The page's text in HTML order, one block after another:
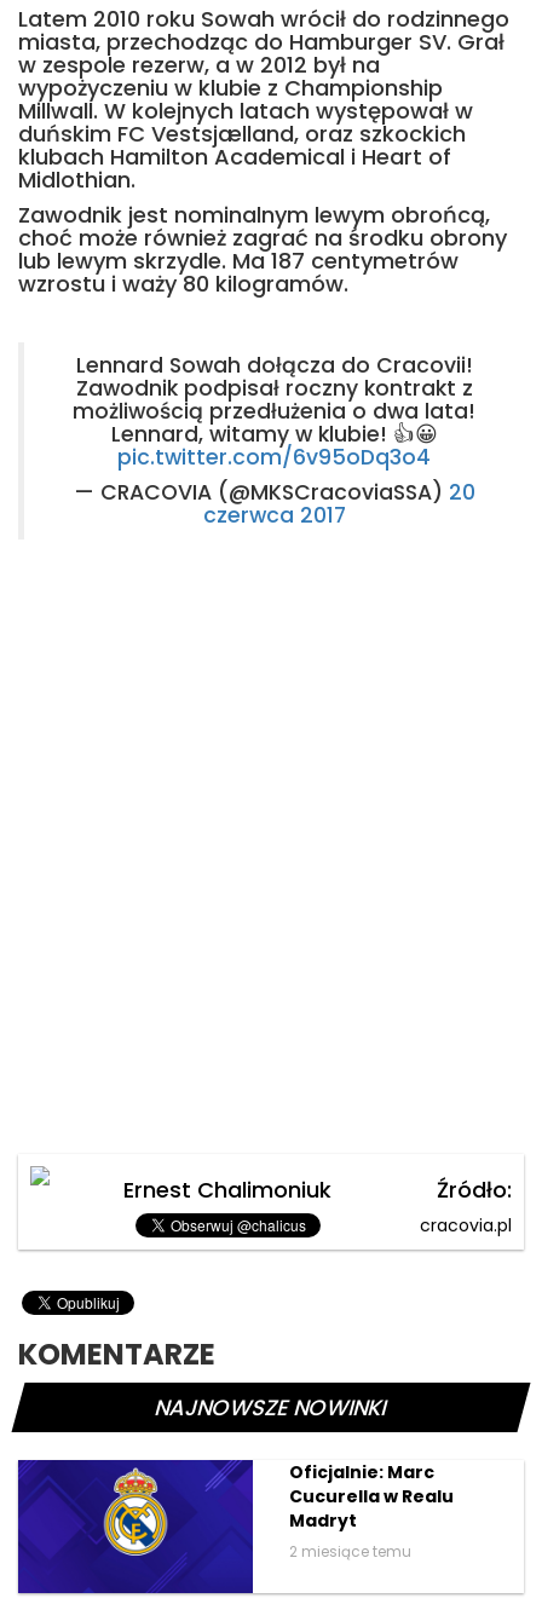
Latem 2010 roku Sowah wrócił do rodzinnego
miasta, przechodząc do Hamburger SV. Grał
w zespole rezerw, a w 2012 był na
wypożyczeniu w klubie z Championship
Millwall. W kolejnych latach występował w
duńskim FC Vestsjælland, oraz szkockich
klubach Hamilton Academical i Heart of
Midlothian.
Zawodnik jest nominalnym lewym obrońcą,
choć może również zagrać na środku obrony
lub lewym skrzydle. Ma 187 centymetrów
wzrostu i waży 80 kilogramów.
Lennard Sowah dołącza do Cracovii!
Zawodnik podpisał roczny kontrakt z
możliwością przedłużenia o dwa lata!
Lennard, witamy w klubie! 👍😀
pic.twitter.com/6v95oDq3o4
— CRACOVIA (@MKSCracoviaSSA) 20
czerwca 2017
Ernest Chalimoniuk Źródło:
cracovia.pl
KOMENTARZE
NAJNOWSZE NOWINKI
Oficjalnie: Marc
Cucurella w Realu
Madryt
2 miesiące temu